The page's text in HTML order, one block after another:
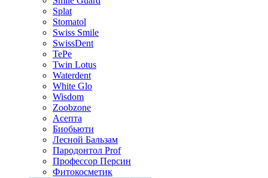
Splat
Stomatol
Swiss Smile
SwissDent
TePe
Twin Lotus
Waterdent
White Glo
Wisdom
Zoobzone
Асепта
Биобьюти
Лесной Бальзам
Пародонтол Prof
Профессор Персин
Фитокосметик